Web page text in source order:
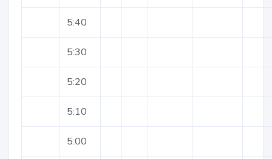
5:40
5:30
5:20
5:10
5:00